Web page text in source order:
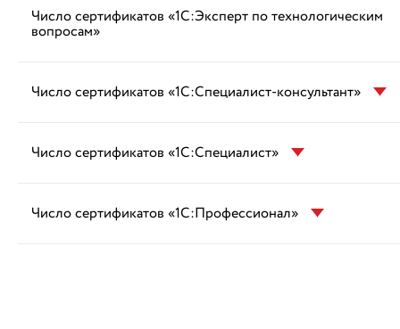
Число сертификатов «1С:Эксперт по технологическим
вопросам»
Число сертификатов «1С:Специалист-консультант»
Число сертификатов «1С:Специалист»
Число сертификатов «1С:Профессионал»